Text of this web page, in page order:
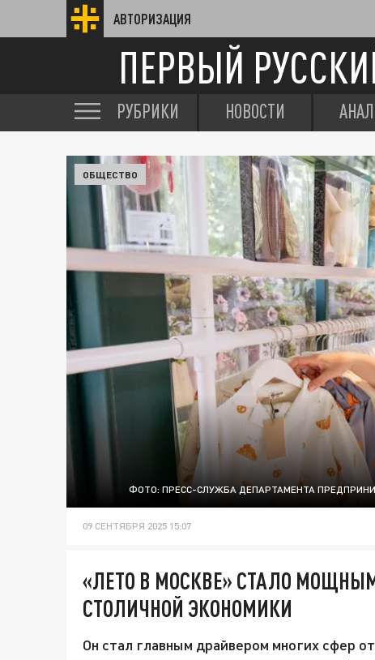
АВТОРИЗАЦИЯ
ПЕРВЫЙ
РУБРИКИ НОВОСТИ
ФОТО: ПРЕСС-СЛУЖБА ДЕПАРТАМЕНТА
ОБЩЕСТВО
09 СЕНТЯБРЯ 2025 15:07
«ЛЕТО В МОСКВЕ» СТАЛО
СТОЛИЧНОЙ ЭКОНОМИКИ
Он стал главным драйвером многих сфер